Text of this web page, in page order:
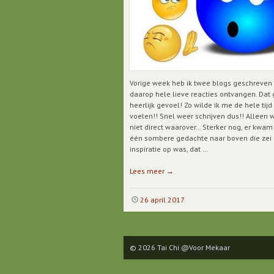
Vorige week heb ik twee blogs geschreven
daarop hele lieve reacties ontvangen. Dat
heerlijk gevoel! Zo wilde ik me de hele
voelen!! Snel weer schrijven dus!! Alleen
niet direct waarover… Sterker nog, er
één sombere gedachte naar boven die zei
inspiratie op was, dat …
Lees meer →
26 april 2017
© 2026 Tai Chi @Voor Mekaar